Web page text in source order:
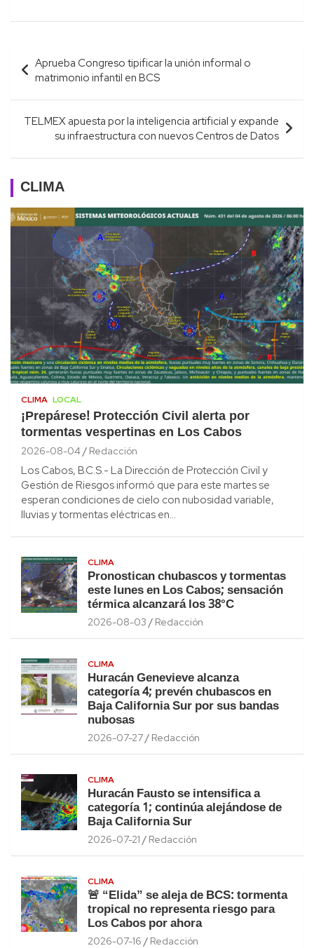
Navegación
de
entradas
Aprueba Congreso tipificar la unión informal o
matrimonio infantil en BCS
TELMEX apuesta por la inteligencia artificial y expande
su infraestructura con nuevos Centros de Datos
CLIMA
CLIMA LOCAL
¡Prepárese! Protección Civil alerta por
tormentas vespertinas en Los Cabos
2026-08-04 Redacción
Los Cabos, B.C.S.- La Dirección de Protección Civil y
Gestión de Riesgos informó que para este martes se
esperan condiciones de cielo con nubosidad variable,
lluvias y tormentas eléctricas en…
CLIMA
Pronostican chubascos y tormentas
este lunes en Los Cabos; sensación
térmica alcanzará los 38°C
2026-08-03 Redacción
CLIMA
Huracán Genevieve alcanza
categoría 4; prevén chubascos en
Baja California Sur por sus bandas
nubosas
2026-07-27 Redacción
CLIMA
Huracán Fausto se intensifica a
categoría 1; continúa alejándose de
Baja California Sur
2026-07-21 Redacción
CLIMA
🚨 “Elida” se aleja de BCS: tormenta
tropical no representa riesgo para
Los Cabos por ahora
2026-07-16 Redacción